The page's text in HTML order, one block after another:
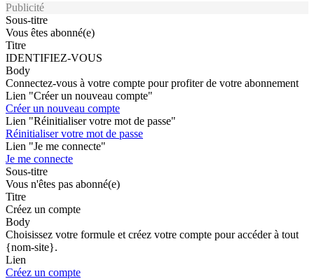
Publicité
Sous-titre
Vous êtes abonné(e)
Titre
IDENTIFIEZ-VOUS
Body
Connectez-vous à votre compte pour profiter de votre abonnement
Lien "Créer un nouveau compte"
Créer un nouveau compte
Lien "Réinitialiser votre mot de passe"
Réinitialiser votre mot de passe
Lien "Je me connecte"
Je me connecte
Sous-titre
Vous n'êtes pas abonné(e)
Titre
Créez un compte
Body
Choisissez votre formule et créez votre compte pour accéder à tout
{nom-site}.
Lien
Créez un compte